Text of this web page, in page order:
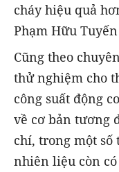
cháy hiệu quả
Phạm Hữu
Cũng theo
thử nghiệm cho
công suất động
về cơ bản tương
chí, trong một
nhiên liệu còn